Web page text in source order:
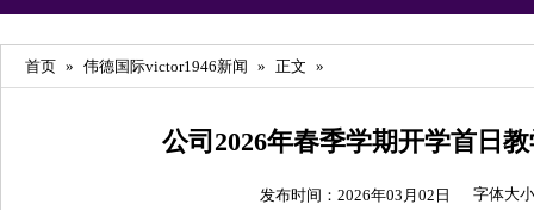
首页 » 伟德国际victor1946新闻 » 正文 »
公司2026年春季学期开学首日
发布时间：2026年03月02日 字体大